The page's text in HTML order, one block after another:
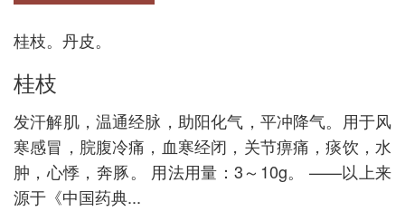
桂枝。丹皮。
桂枝
发汗解肌，温通经脉，助阳化气，平冲降气。用于风
寒感冒，脘腹冷痛，血寒经闭，关节痹痛，痰饮，水
肿，心悸，奔豚。 用法用量：3～10g。 ——以上来
源于《中国药典...